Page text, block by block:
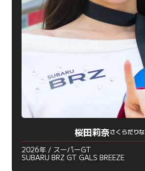
桜田莉奈さくらだりな
2026年 / スーパーGT
SUBARU BRZ GT GALS BREEZE